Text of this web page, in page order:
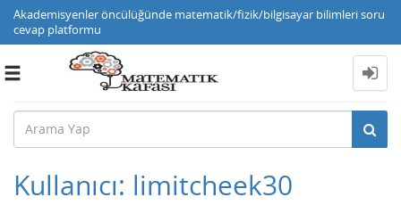
Akademisyenler öncülüğünde matematik/fizik/bilgisayar bilimleri soru
cevap platformu
Toggle
Kullanıcı: limitcheek30